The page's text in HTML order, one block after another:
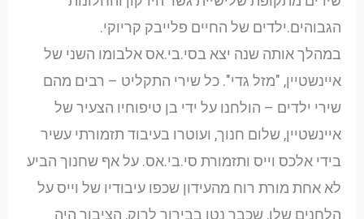
הגבוהים.ילדים של החיים פלייבק קריוקי.
במהלך אותה שנה יצא בסי.בי.אס אלבומו השני של
איינשטיין, "מזל גדי". כל שירי התקליט – רבים מהם
שירי ילדים – הולחנו על ידי בן טיפוחיו הצעיר של
איינשטיין, שלום חנוך, ועוטרו בעיבוד תזמורתי עשיר
בידי אלכס וייס ותזמורת סי.בי.אס. על אף שחנוך הביע
לא אחת מורת רוח מהעידון שכפו עיבודיו של וייס על
הלחנים שלו, שכבר נטו בבירור לרוק, הציבור היה